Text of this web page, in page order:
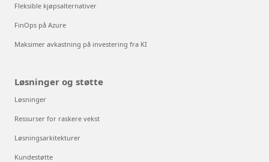
Fleksible kjøpsalternativer
FinOps på Azure
Maksimer avkastning på investering fra KI
Løsninger og støtte
Løsninger
Ressurser for raskere vekst
Løsningsarkitekturer
Kundestøtte